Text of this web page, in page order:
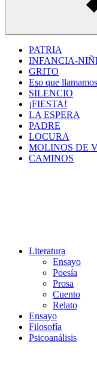
PATRIA
INFANCIA-
GRITO
Eso que
SILENCIO
¡FIESTA!
LA ESPERA
PADRE
LOCURA
MOLINOS DE
CAMINOS
Literatura
Ensayo
Poesía
Prosa
Cuento
Relato
Ensayo
Filosofía
Psicoanálisis